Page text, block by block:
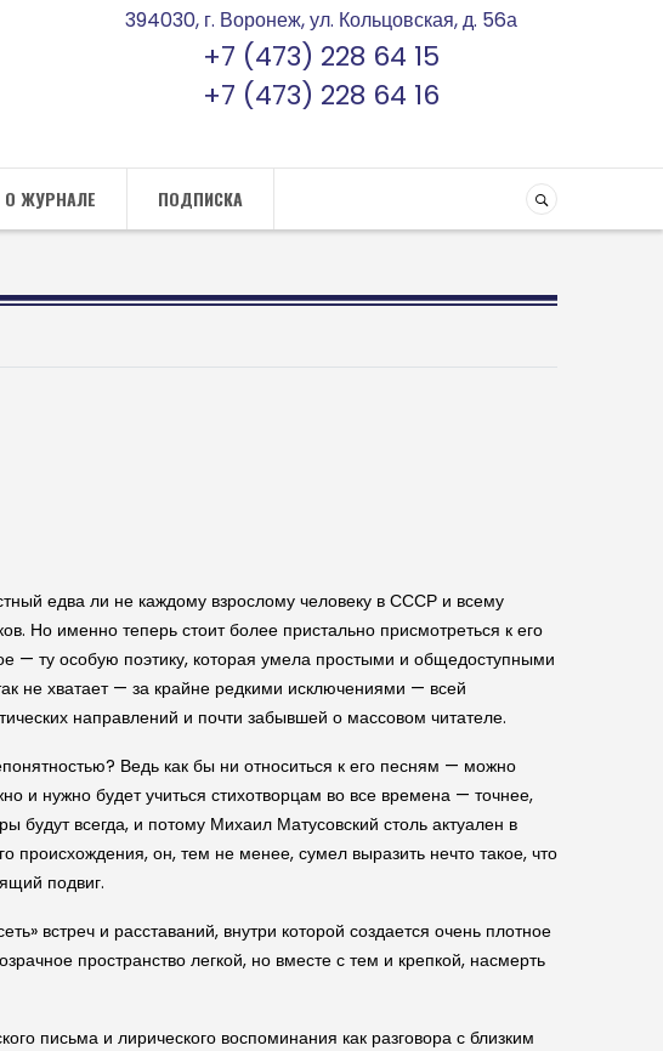
394030, г. Воронеж, ул. Кольцовская, д. 56а
+7 (473) 228 64 15
+7 (473) 228 64 16
О ЖУРНАЛЕ ПОДПИСКА
едва ли не каждому взрослому человеку в СССР и всему
Но именно теперь стоит более пристально присмотреться к его
— ту особую поэтику, которая умела простыми и общедоступными
не хватает — за крайне редкими исключениями — всей
направлений и почти забывшей о массовом читателе.
Ведь как бы ни относиться к его песням — можно
и нужно будет учиться стихотворцам во все времена — точнее,
будут всегда, и потому Михаил Матусовский столь актуален в
происхождения, он, тем не менее, сумел выразить нечто такое, что
подвиг.
встреч и расставаний, внутри которой создается очень плотное
пространство легкой, но вместе с тем и крепкой, насмерть
письма и лирического воспоминания как разговора с близким